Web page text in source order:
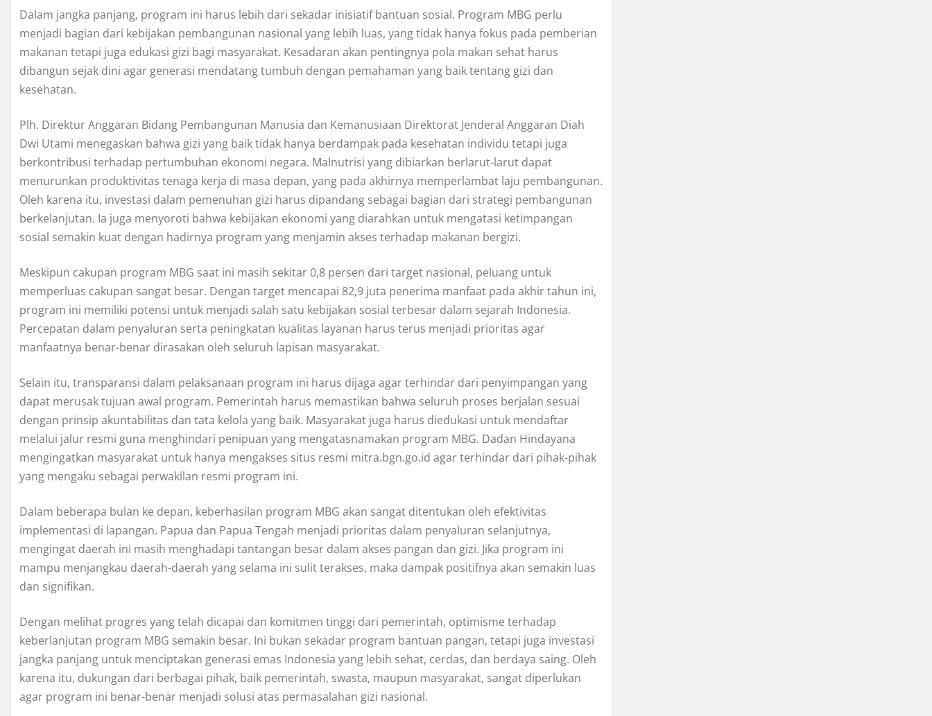
Dalam jangka panjang, program ini harus lebih dari sekadar inisiatif bantuan sosial. Program MBG perlu
menjadi bagian dari kebijakan pembangunan nasional yang lebih luas, yang tidak hanya fokus pada pemberian
makanan tetapi juga edukasi gizi bagi masyarakat. Kesadaran akan pentingnya pola makan sehat harus
dibangun sejak dini agar generasi mendatang tumbuh dengan pemahaman yang baik tentang gizi dan
kesehatan.
Plh. Direktur Anggaran Bidang Pembangunan Manusia dan Kemanusiaan Direktorat Jenderal Anggaran Diah
Dwi Utami menegaskan bahwa gizi yang baik tidak hanya berdampak pada kesehatan individu tetapi juga
berkontribusi terhadap pertumbuhan ekonomi negara. Malnutrisi yang dibiarkan berlarut-larut dapat
menurunkan produktivitas tenaga kerja di masa depan, yang pada akhirnya memperlambat laju pembangunan.
Oleh karena itu, investasi dalam pemenuhan gizi harus dipandang sebagai bagian dari strategi pembangunan
berkelanjutan. Ia juga menyoroti bahwa kebijakan ekonomi yang diarahkan untuk mengatasi ketimpangan
sosial semakin kuat dengan hadirnya program yang menjamin akses terhadap makanan bergizi.
Meskipun cakupan program MBG saat ini masih sekitar 0,8 persen dari target nasional, peluang untuk
memperluas cakupan sangat besar. Dengan target mencapai 82,9 juta penerima manfaat pada akhir tahun ini,
program ini memiliki potensi untuk menjadi salah satu kebijakan sosial terbesar dalam sejarah Indonesia.
Percepatan dalam penyaluran serta peningkatan kualitas layanan harus terus menjadi prioritas agar
manfaatnya benar-benar dirasakan oleh seluruh lapisan masyarakat.
Selain itu, transparansi dalam pelaksanaan program ini harus dijaga agar terhindar dari penyimpangan yang
dapat merusak tujuan awal program. Pemerintah harus memastikan bahwa seluruh proses berjalan sesuai
dengan prinsip akuntabilitas dan tata kelola yang baik. Masyarakat juga harus diedukasi untuk mendaftar
melalui jalur resmi guna menghindari penipuan yang mengatasnamakan program MBG. Dadan Hindayana
mengingatkan masyarakat untuk hanya mengakses situs resmi mitra.bgn.go.id agar terhindar dari pihak-pihak
yang mengaku sebagai perwakilan resmi program ini.
Dalam beberapa bulan ke depan, keberhasilan program MBG akan sangat ditentukan oleh efektivitas
implementasi di lapangan. Papua dan Papua Tengah menjadi prioritas dalam penyaluran selanjutnya,
mengingat daerah ini masih menghadapi tantangan besar dalam akses pangan dan gizi. Jika program ini
mampu menjangkau daerah-daerah yang selama ini sulit terakses, maka dampak positifnya akan semakin luas
dan signifikan.
Dengan melihat progres yang telah dicapai dan komitmen tinggi dari pemerintah, optimisme terhadap
keberlanjutan program MBG semakin besar. Ini bukan sekadar program bantuan pangan, tetapi juga investasi
jangka panjang untuk menciptakan generasi emas Indonesia yang lebih sehat, cerdas, dan berdaya saing. Oleh
karena itu, dukungan dari berbagai pihak, baik pemerintah, swasta, maupun masyarakat, sangat diperlukan
agar program ini benar-benar menjadi solusi atas permasalahan gizi nasional.